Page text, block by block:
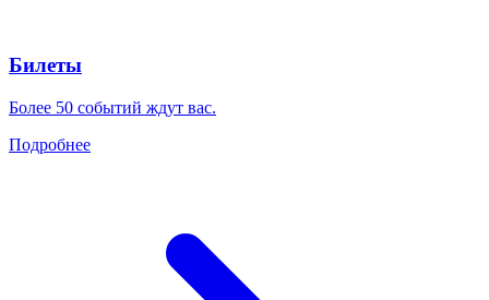
Билеты
Более 50 событий ждут вас.
Подробнее